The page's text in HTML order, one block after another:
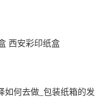
西安彩印纸盒
如何去做_包装纸箱的发